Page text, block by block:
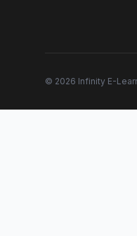
© 2026 Infinity E-